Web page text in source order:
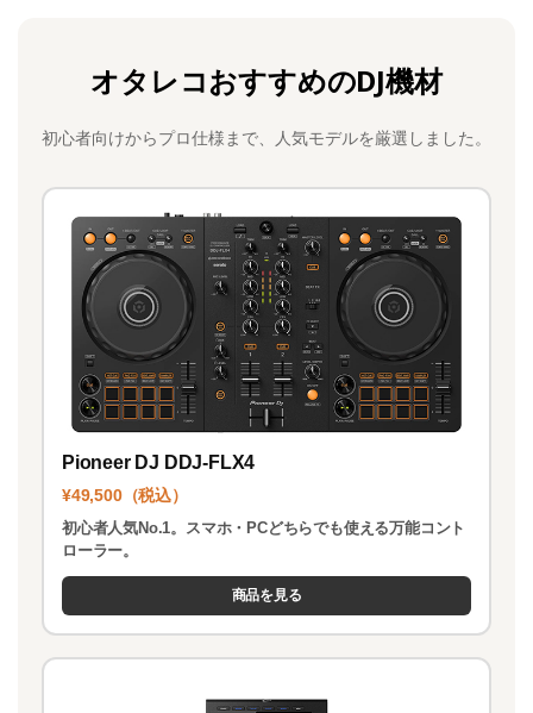
b
o
o
k
o
d
o
n
l
オタレコおすすめのDJ機材
初心者向けからプロ仕様まで、人気モデルを厳選しました。
Pioneer DJ DDJ-FLX4
¥49,500（税込）
初心者人気No.1。スマホ・PCどちらでも使える万能コント
ローラー。
商品を見る